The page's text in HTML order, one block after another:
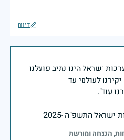
דיווח
ישראל הינו נתיב פועלנו
ישראל התשפ"ה -2025
הנצחה ומורשת